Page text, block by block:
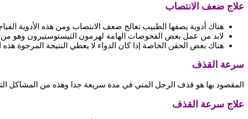
علاج ضعف الانتصاب
هناك أدوية يصفها الطبيب تعالج ضعف الانتصاب ومن هذه الأدوية
لابد من عمل بعض الفحوصات الهامة لهرمون التيستوستيرون وهو من
هناك بعض الحقن الخاصة إذا كان الدواء لا يعطي النتيجة المرجوة
سرعة القذف
المقصود بها هو قذف الرجل المني في مدة سريعة جدا وهذه من المشاكل
علاج سرعة القذف